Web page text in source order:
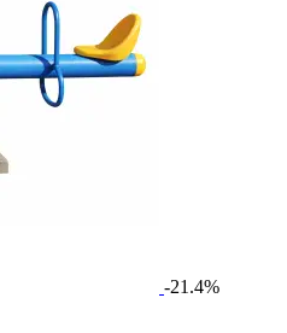
-21.4%